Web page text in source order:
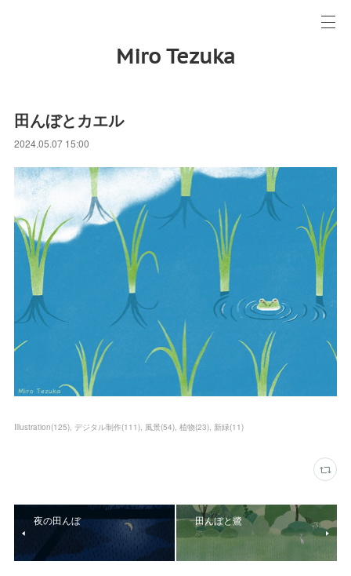
Miro Tezuka
田んぼとカエル
2024.05.07 15:00
Illustration(125) デジタル制作(111) 風景(54) 植物(23) 新緑(11)
夜の田んぼ 田んぼと鷺